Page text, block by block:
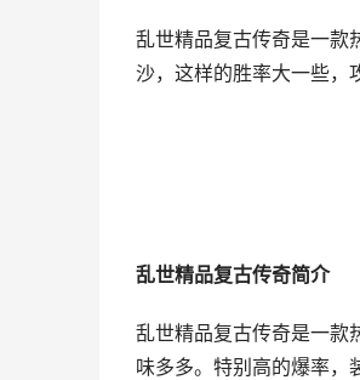
乱世精品复古传奇是一款
沙，这样的胜率大一些，
乱世精品复古传奇简介
乱世精品复古传奇是一款
味多多。特别高的爆率，